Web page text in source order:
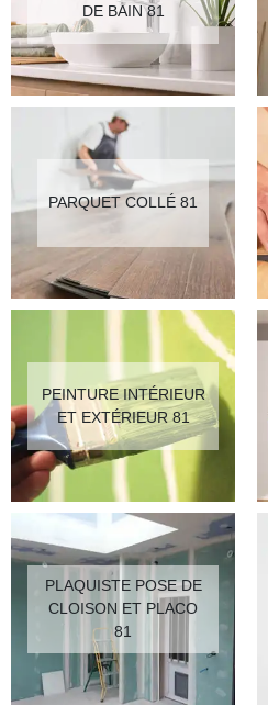
DE BAIN 81
PARQUET COLLÉ 81
PEINTURE INTÉRIEUR
ET EXTÉRIEUR 81
PLAQUISTE POSE DE
CLOISON ET PLACO
81